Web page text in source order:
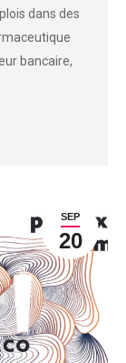
dans des
bancaire,
SEP
20